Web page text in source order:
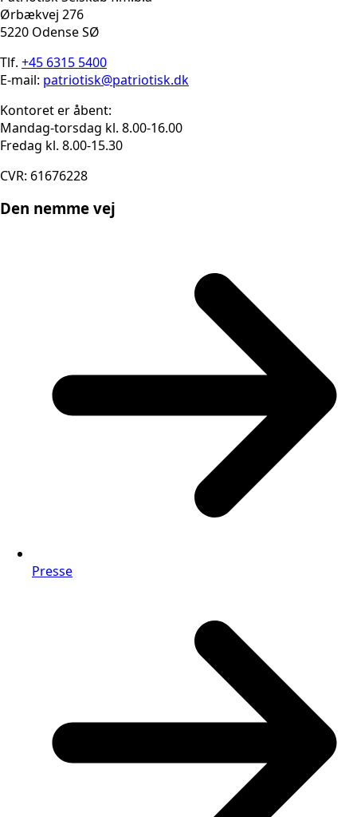
Ørbækvej 276
5220 Odense SØ
Tlf. +45 6315 5400
E-mail: patriotisk@patriotisk.dk
Kontoret er åbent:
Mandag-torsdag kl. 8.00-16.00
Fredag kl. 8.00-15.30
CVR: 61676228
Den nemme vej
Presse